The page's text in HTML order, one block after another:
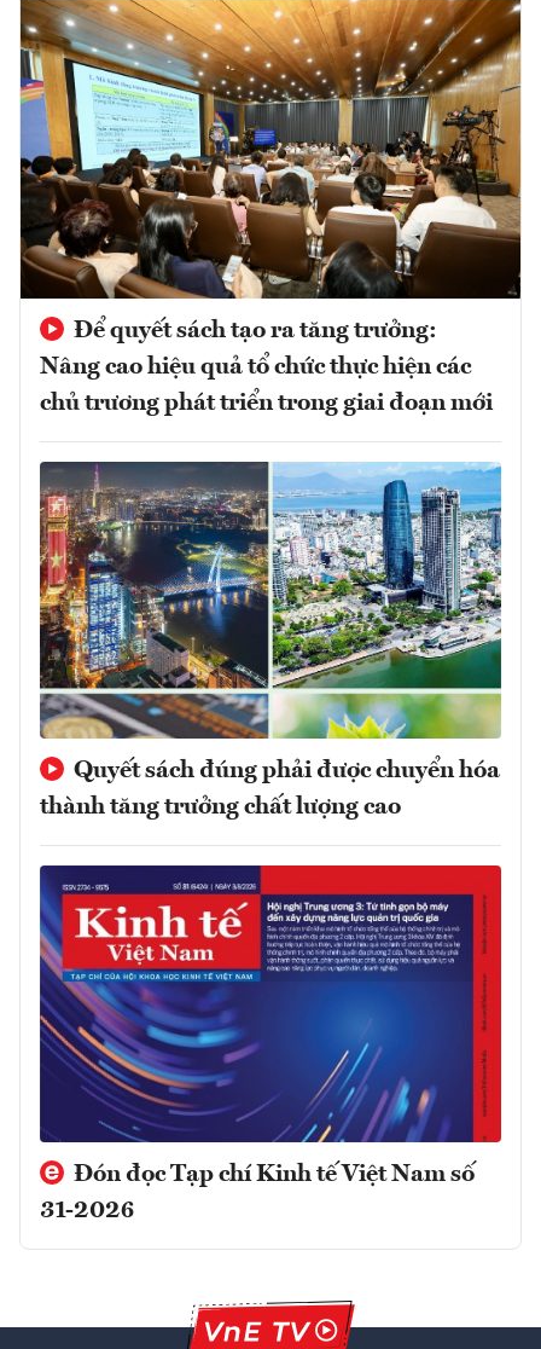
Để quyết sách tạo ra tăng trưởng:
Nâng cao hiệu quả tổ chức thực hiện các
chủ trương phát triển trong giai đoạn mới
Quyết sách đúng phải được chuyển hóa
thành tăng trưởng chất lượng cao
Đón đọc Tạp chí Kinh tế Việt Nam số
31-2026